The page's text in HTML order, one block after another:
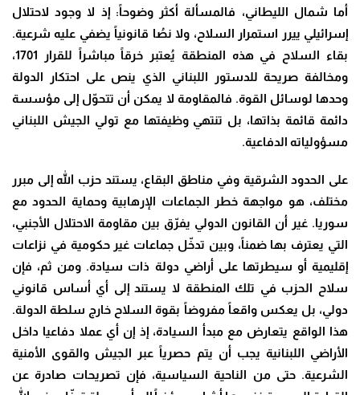
أما شمال الليطاني، فالمسألة أكثر وضوحاً: إذ لا وجود لاحتلال
إسرائيلي ييرر استمرار السلاح، ولا نصُا قانونياً يضفي عليه شرعية.
بقاء السلاح في هذه المنطقة يُعتبر خرقاً مباشراً للقرار 1701،
ومخالفة صريحة للدستور اللبناني الذي ينص على احتكار الدولة
وحدها لوسائل القوة. فالمقاومة لا يمكن أن تتحوّل إلى مؤسسة
دائمة قائمة بذاتها، بل تنتهي وظيفتها مع تولي الجيش اللبناني
مسؤولياته الدفاعية.
على الحدود الشرقية وفي مناطق البقاع، يستند حزب الله إلى مبرر
مختلف، هو مواجهة خطر الجماعات الإرهابية وحماية الحدود مع
سوريا. غير أن القانون الدولي يفرّق بين مقاومة الاحتلال الأجنبي،
التي يعترف بها ضمناً، وبين تدخّل جماعات غير حكومية في نزاعات
إقليمية أو سيطرتها على أراضي دولة ذات سيادة. ومن ثم، فإن
سلاح الحزب في تلك المنطقة لا يستند إلى أي أساس قانوني
دولي، بل يعكس واقعاً مفروضاً بقوة السلاح خارج سلطة الدولة.
هذا الواقع يتعارض مع مبدأ السيادة، إذ إن أي عملا دفاعيا داخل
الأراضي اللبنانية يجب أن يتم حصرياً عبر الجيش والقوى الأمنية
الشرعية. حتى من الناحية السياسية، فإن تصريحات صادرة عن